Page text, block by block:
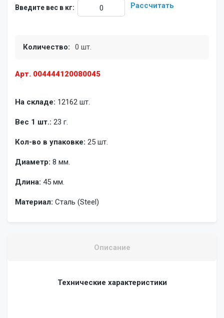
Арт. 004444120080045
На складе: 12162 шт.
Вес 1 шт.: 23 г.
Кол-во в упаковке: 25 шт.
Диаметр: 8 мм.
Длина: 45 мм.
Материал: Сталь (Steel)
Введите вес в кг: Рассчитать
Количество: 0 шт.
Описание
Технические характеристики